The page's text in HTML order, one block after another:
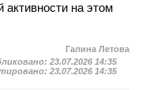
активности на этом
Галина Летова
23.07.2026 14:35
23.07.2026 14:35